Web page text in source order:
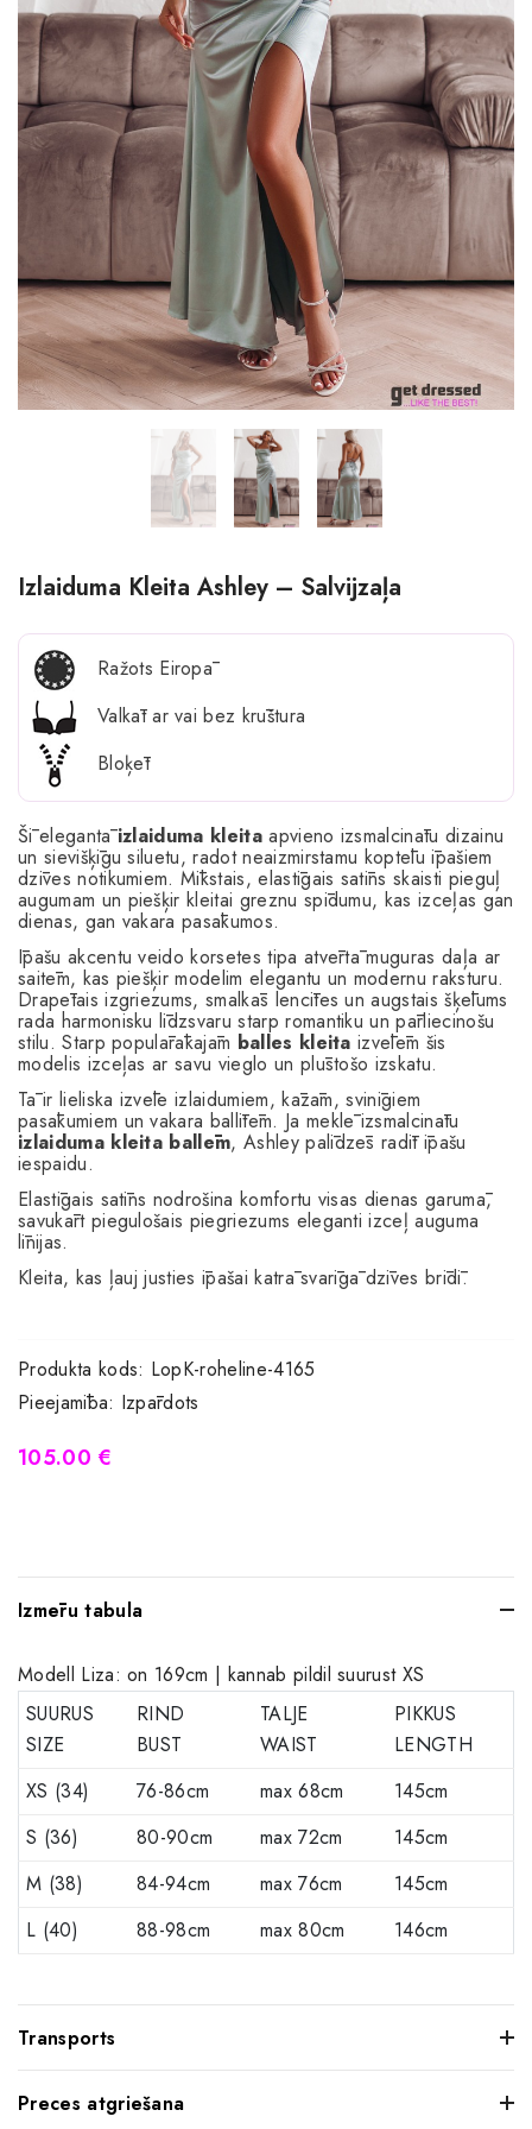
Izlaiduma Kleita Ashley – Salvijzaļa
Ražots Eiropā
Valkāt ar vai bez krūštura
Bloķēt
Šī elegantāizlaiduma kleitaapvieno izsmalcinātu dizainu
un sievišķīgu siluetu, radot neaizmirstamu koptēlu īpašiem
dzīves notikumiem. Mīkstais, elastīgais satīns skaisti pieguļ
augumam un piešķir kleitai greznu spīdumu, kas izceļas gan
dienas, gan vakara pasākumos.
Īpašu akcentu veido korsetes tipa atvērtā muguras daļa ar
saitēm, kas piešķir modelim elegantu un modernu raksturu.
Drapētais izgriezums, smalkās lencītes un augstais šķēlums
rada harmonisku līdzsvaru starp romantiku un pārliecinošu
stilu. Starp populārākajām balles kleita izvēlēm šis
modelis izceļas ar savu vieglo un plūstošo izskatu.
Tā ir lieliska izvēle izlaidumiem, kāzām, svinīgiem
pasākumiem un vakara ballītēm. Ja meklē izsmalcinātu
izlaiduma kleita ballēm, Ashley palīdzēs radīt īpašu
iespaidu.
Elastīgais satīns nodrošina komfortu visas dienas garumā,
savukārt piegulošais piegriezums eleganti izceļ auguma
līnijas.
Kleita, kas ļauj justies īpašai katrā svarīgā dzīves brīdī.
Produkta kods: LopK-roheline-4165
Pieejamība: Izpārdots
105.00 €
Izmēru tabula
Modell Liza: on 169cm | kannab pildil suurust XS
SUURUS
SIZE
RIND
BUST
TALJE
WAIST
PIKKUS
LENGTH
XS (34)
76-86cm max 68cm
145cm
S (36)
80-90cm max 72cm
145cm
M (38)
84-94cm max 76cm
145cm
L (40)
88-98cm max 80cm 146cm
Transports
Preces atgriešana